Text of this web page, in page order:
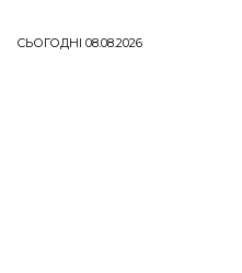
СЬОГОДНІ 08.08.2026